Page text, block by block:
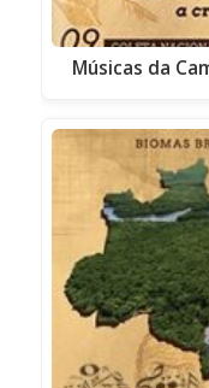
Músicas da